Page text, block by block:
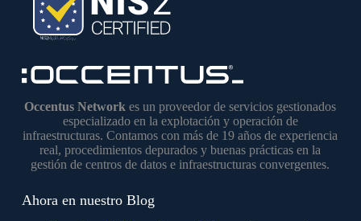
Occentus Network es un proveedor de servicios gestionados
especializado en la explotación y operación de
infraestructuras. Contamos con más de 19 años de experiencia
real, procedimientos depurados y buenas prácticas en la
gestión de centros de datos e infraestructuras convergentes.
Ahora en nuestro Blog